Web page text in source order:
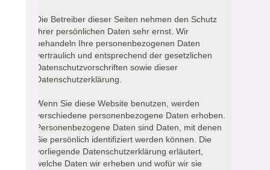
Die Betreiber dieser Seiten nehmen den Schutz
Ihrer persönlichen Daten sehr ernst. Wir
behandeln Ihre personenbezogenen Daten
vertraulich und entsprechend der gesetzlichen
Datenschutzvorschriften sowie dieser
Datenschutzerklärung.
Wenn Sie diese Website benutzen, werden
verschiedene personenbezogene Daten erhoben.
Personenbezogene Daten sind Daten, mit denen
Sie persönlich identifiziert werden können. Die
vorliegende Datenschutzerklärung erläutert,
welche Daten wir erheben und wofür wir sie